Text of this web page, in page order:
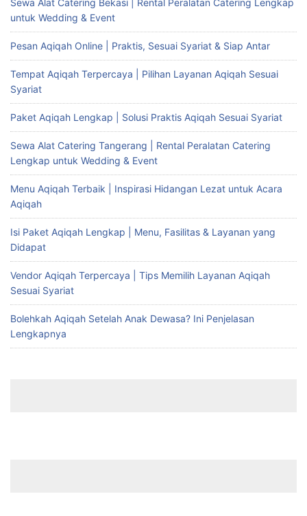
Sewa Alat Catering Bekasi | Rental Peralatan Catering Lengkap
untuk Wedding & Event
Pesan Aqiqah Online | Praktis, Sesuai Syariat & Siap Antar
Tempat Aqiqah Terpercaya | Pilihan Layanan Aqiqah Sesuai
Syariat
Paket Aqiqah Lengkap | Solusi Praktis Aqiqah Sesuai Syariat
Sewa Alat Catering Tangerang | Rental Peralatan Catering
Lengkap untuk Wedding & Event
Menu Aqiqah Terbaik | Inspirasi Hidangan Lezat untuk Acara
Aqiqah
Isi Paket Aqiqah Lengkap | Menu, Fasilitas & Layanan yang
Didapat
Vendor Aqiqah Terpercaya | Tips Memilih Layanan Aqiqah
Sesuai Syariat
Bolehkah Aqiqah Setelah Anak Dewasa? Ini Penjelasan
Lengkapnya